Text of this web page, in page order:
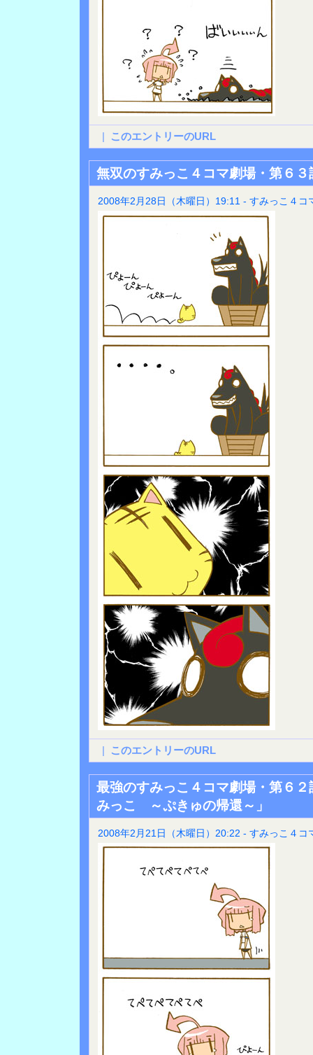
| このエントリーのURL
無双のすみっこ４コマ劇場・第６
2008年2月28日（木曜日）19:11 - すみっこ４コ
| このエントリーのURL
最強のすみっこ４コマ劇場・第６
みっこ ～ぷきゅの帰還～」
2008年2月21日（木曜日）20:22 - すみっこ４コ